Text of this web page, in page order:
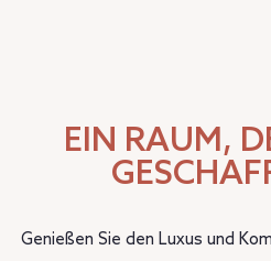
EIN RAUM,
Genießen Sie den Luxus und